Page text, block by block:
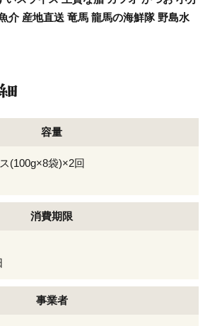
介 産地直送 竜馬 龍馬の海鮮隊 野島水
容量
(100g×8袋)×2回
消費期限
事業者